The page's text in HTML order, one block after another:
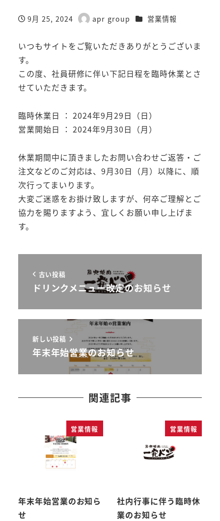
投稿日
9月 25, 2024
著
apr group カテゴリー
営業情報
いつもサイトをご覧いただきありがとうございま
す。
この度、社員研修に伴い下記日程を臨時休業とさ
せていただきます。
臨時休業日 ： 2024年9月29日（日）
営業開始日 ： 2024年9月30日（月）
休業期間中に頂きましたお問い合わせご返答・ご
注文などのご対応は、9月30日（月）以降に、順
次行ってまいります。
大変ご迷惑をお掛け致しますが、何卒ご理解とご
協力を賜りますよう、宜しくお願い申し上げま
す。
古い投稿
ドリンクメニュー改定のお知らせ
新しい投稿
年末年始営業のお知らせ
関連記事
営業情報
年末年始営業のお知ら
せ
営業情報
社内行事に伴う臨時休
業のお知らせ